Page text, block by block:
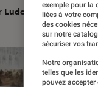
Ludovic Pierillas
exemple pour la
liées à votre
des cookies
sur notre
sécuriser vos
Notre
telles que les
pouvez